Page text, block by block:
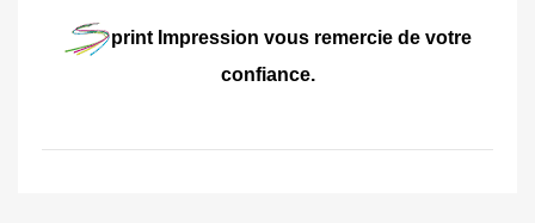
print Impression vous remercie de votre
confiance.